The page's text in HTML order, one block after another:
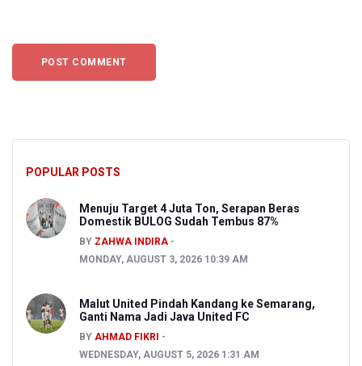
POPULAR POSTS
Menuju Target 4 Juta Ton, Serapan Beras
Domestik BULOG Sudah Tembus 87%
BY ZAHWA INDIRA
MONDAY, AUGUST 3, 2026 10:39 AM
Malut United Pindah Kandang ke Semarang,
Ganti Nama Jadi Java United FC
BY AHMAD FIKRI
WEDNESDAY, AUGUST 5, 2026 1:31 AM